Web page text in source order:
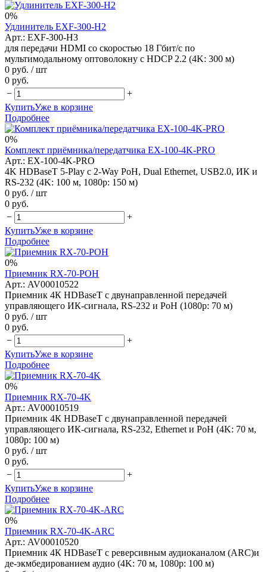
0%
Удлинитель EXF-300-H2
Арт.: EXF-300-H3
для передачи HDMI со скоростью 18 Гбит/с по
мультимодальному оптоволокну с HDCP 2.2 (4K: 300 м)
0 руб. / шт
0 руб.
−
+
КупитьУже в корзине
Подробнее
0%
Комплект приёмника/передатчика EX-100-4K-PRO
Арт.: EX-100-4K-PRO
4K HDBaseT 5-Play с 2-Way PoH, Dual Ethernet, USB2.0, ИК и
RS-232 (4K: 100 м, 1080p: 150 м)
0 руб. / шт
0 руб.
−
+
КупитьУже в корзине
Подробнее
0%
Приемник RX-70-POH
Арт.: AV00010522
Приемник 4К HDBaseT с двунаправленной передачей
управляющего ИК-сигнала, RS-232 и РоН (1080p: 70 м)
0 руб. / шт
0 руб.
−
+
КупитьУже в корзине
Подробнее
0%
Приемник RX-70-4K
Арт.: AV00010519
Приемник 4К HDBaseT с двунаправленной передачей
управляющего ИК-сигнала, RS-232, Ethernet и PoH (4K: 70 м,
1080p: 100 м)
0 руб. / шт
0 руб.
−
+
КупитьУже в корзине
Подробнее
0%
Приемник RX-70-4K-ARC
Арт.: AV00010520
Приемник 4К HDBaseT с реверсивным аудиоканалом (ARC)и
де-экмбедированием аудио (4K: 70 м, 1080p: 100 м)